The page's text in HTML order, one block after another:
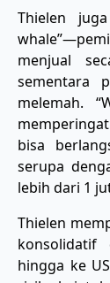
Thielen
menjual
sementara
melemah.
bisa
serupa
lebih dari 1
Thielen
konsolidatif
hingga ke